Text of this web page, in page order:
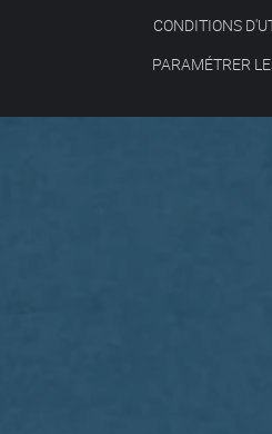
CONDITIONS
PARAMÉTRER